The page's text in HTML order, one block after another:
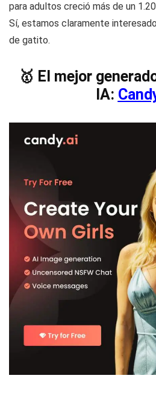
para adultos creció más de un
Sí, estamos claramente
de gatito.
🥇 El mejor
IA: